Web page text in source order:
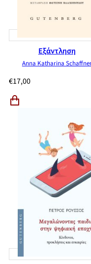
Εξάντληση
Anna Katharina
€17,00